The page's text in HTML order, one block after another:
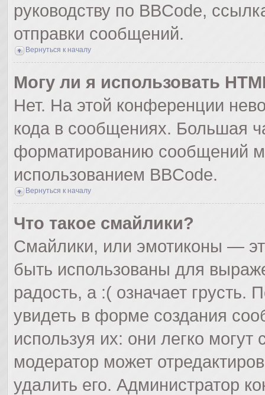
руководству по BBCode,
отправки сообщений.
Вернуться к началу
Могу ли я использовать
Нет. На этой конференции
кода в сообщениях. Большая
форматированию сообщений
использованием BBCode.
Вернуться к началу
Что такое смайлики?
Смайлики, или эмотиконы —
быть использованы для
радость, а :( означает
увидеть в форме создания
используя их: они легко
модератор может
удалить его. Администратор